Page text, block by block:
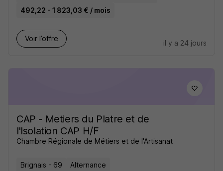
492,22 - 1 823,03 € / mois
Voir l’offre
il y a 24 jours
CAP - Metiers du Platre et de
l'Isolation CAP H/F
Chambre Régionale de Métiers et de l'Artisanat
Brignais - 69 Alternance